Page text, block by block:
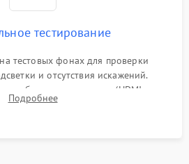
тестирование
тестовых фонах для проверки
и отсутствия искажений.
всех портов (HDMI,
управления под нагрузкой в
Подробнее